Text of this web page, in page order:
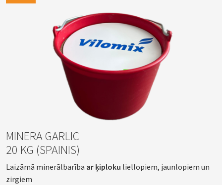
MINERA GARLIC
20 KG (SPAINIS)
Laizāmā minerālbarība ar ķiploku liellopiem, jaunlopiem un
zirgiem